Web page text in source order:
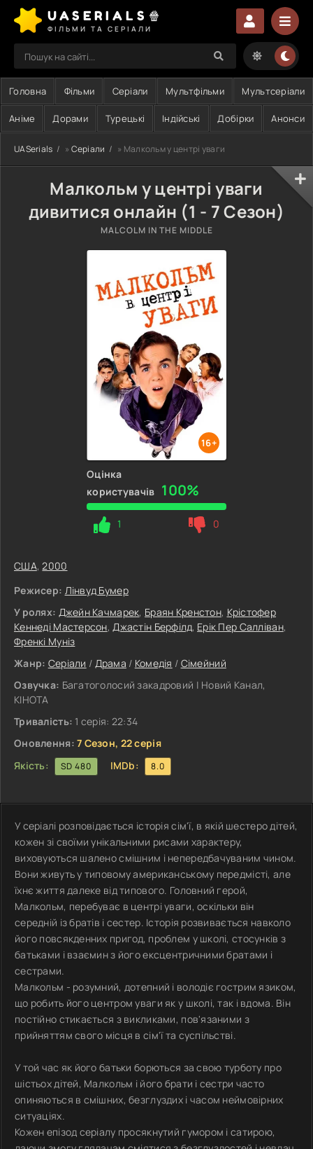
UASERIALS🍿
ФІЛЬМИ ТА СЕРІАЛИ
Головна Фільми Серіали Мультфільми Мультсеріали
Аніме Дорами Турецькі Індійські Добірки Анонси
UASerials » Серіали » Малкольм у центрі уваги
Малкольм у центрі уваги
дивитися онлайн (1 - 7 Сезон)
MALCOLM IN THE MIDDLE
16+
Оцінка
користувачів 100%
1 0
США,2000
Режисер: Лінвуд Бумер
У ролях: Джейн Качмарек, Браян Кренстон, Крістофер
Кеннеді Мастерсон,Джастін Берфілд, Ерік Пер Салліван,
Френкі Муніз
Жанр: Серіали / Драма / Комедія / Сімейний
Озвучка: Багатоголосий закадровий | Новий Канал,
КІНОТА
Тривалість: 1 серія: 22:34
Оновлення: 7 Сезон, 22 серія
Якість:
SD 480 IMDb: 8.0
У серіалі розповідається історія сім'ї, в якій шестеро дітей,
кожен зі своїми унікальними рисами характеру,
виховуються шалено смішним і непередбачуваним чином.
Вони живуть у типовому американському передмісті, але
їхнє життя далеке від типового. Головний герой,
Малкольм, перебуває в центрі уваги, оскільки він
середній із братів і сестер. Історія розвивається навколо
його повсякденних пригод, проблем у школі, стосунків з
батьками і взаємин з його ексцентричними братами і
сестрами.
Малкольм - розумний, дотепний і володіє гострим язиком,
що робить його центром уваги як у школі, так і вдома. Він
постійно стикається з викликами, пов'язаними з
прийняттям свого місця в сім'ї та суспільстві.
У той час як його батьки борються за свою турботу про
шістьох дітей, Малкольм і його брати і сестри часто
опиняються в смішних, безглуздих і часом неймовірних
ситуаціях.
Кожен епізод серіалу просякнутий гумором і сатирою,